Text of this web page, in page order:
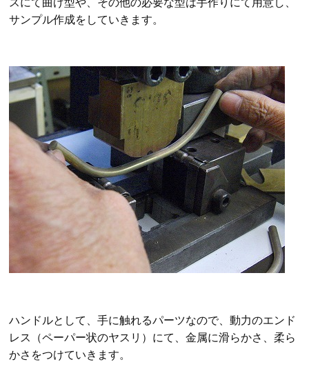
サンプル作成をしていきます。
ハンドルとして、手に触れるパーツなので、動力のエンド
レス（ペーパー状のヤスリ）にて、金属に滑らかさ、柔ら
かさをつけていきます。